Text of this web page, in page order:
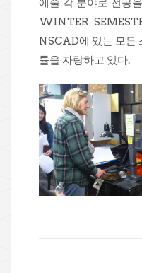
예술 각 분야로 전공
WINTER
NSCAD에 있는 모든
률을 자랑하고 있다.